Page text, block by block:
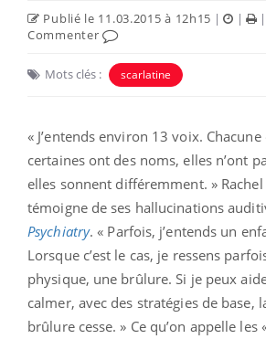
Publié le 11.03.2015 à 12h15 | |
Commenter
Mots clés : scarlatine
« J’entends environ 13 voix.
certaines ont des noms, elles n’ont
elles sonnent différemment. »
témoigne de ses hallucinations
Psychiatry. « Parfois, j’entends un
Lorsque c’est le cas, je ressens
physique, une brûlure. Si je peux
calmer, avec des stratégies de base,
brûlure cesse. » Ce qu’on appelle